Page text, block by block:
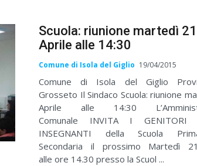
Scuola: riunione martedì 21
Aprile alle 14:30
Comune di Isola del Giglio 19/04/2015
Comune di Isola del Giglio
Grosseto Il Sindaco Scuola: riunione
Aprile alle 14:30
Comunale INVITA I
INSEGNANTI della Scuola
Secondaria il prossimo Martedì
alle ore 14.30 presso la Scuol ...